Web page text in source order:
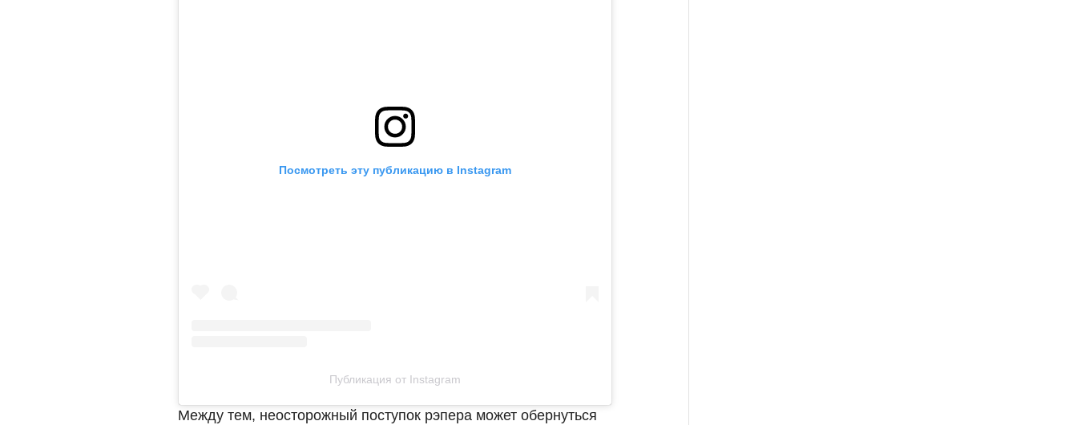
Посмотреть эту публикацию в Instagram
Публикация от Instagram
Между тем, неосторожный поступок рэпера может обернуться